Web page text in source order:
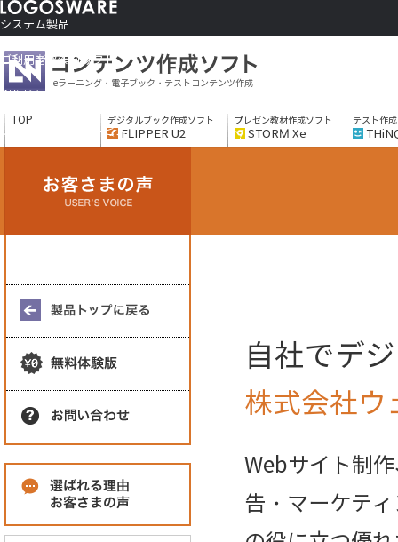
システム製品
コンテンツ作成ソフト
ソリューションサービス
ご利用者さま向け
eラーニング・電子ブック・テストコンテンツ作成
TOP デジタルブック作成ソフト
FLIPPER U2
プレゼン教材作成ソフト
STORM Xe
テスト作
自社でデ
株式会社ウ
Webサイト制
告・マーケテ